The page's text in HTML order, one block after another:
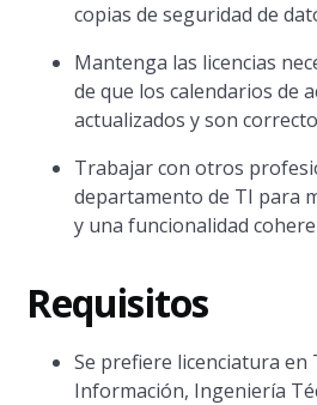
copias de seguridad de
Mantenga las licencias
de que los calendarios de
actualizados y son
Trabajar con otros
departamento de TI para
y una funcionalidad
Requisitos
Se prefiere licenciatura en
Información, Ingeniería